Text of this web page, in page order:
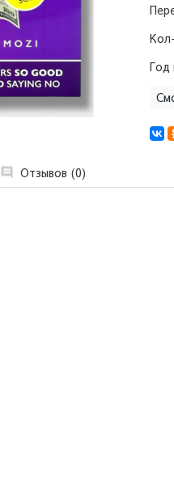
Год
Отзывов (0)